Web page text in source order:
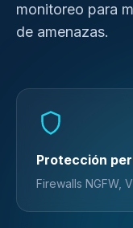
monitoreo para
de amenazas.
Protección
Firewalls NGFW,